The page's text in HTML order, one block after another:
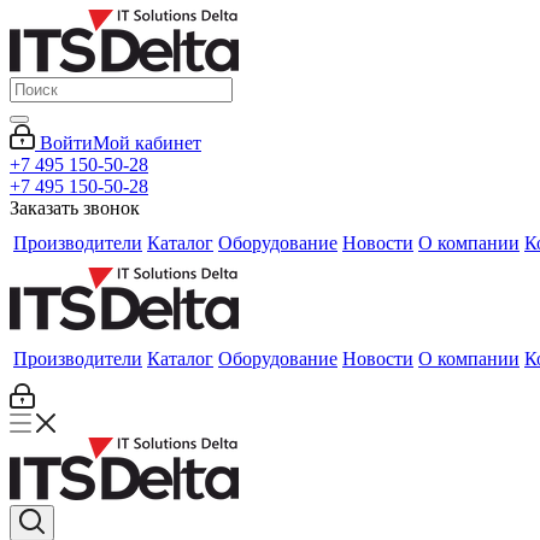
ВойтиМой кабинет
+7 495 150-50-28
+7 495 150-50-28
Заказать звонок
Производители Каталог Оборудование Новости О компании
Производители Каталог Оборудование Новости О компании